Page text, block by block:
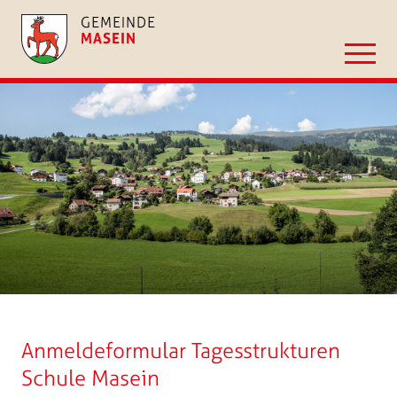
GEMEINDE
MASEIN
Anmeldeformular Tagesstrukturen
Schule Masein